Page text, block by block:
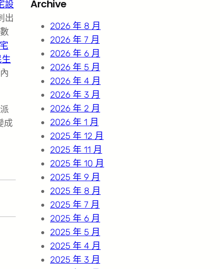
設
出
生
成
c
Archive
2026 年 8 月
2026 年 7 月
2026 年 6 月
2026 年 5 月
2026 年 4 月
2026 年 3 月
2026 年 2 月
2026 年 1 月
2025 年 12 月
2025 年 11 月
2025 年 10 月
2025 年 9 月
2025 年 8 月
2025 年 7 月
2025 年 6 月
2025 年 5 月
2025 年 4 月
2025 年 3 月